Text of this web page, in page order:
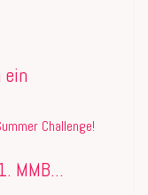
ein
MMB...